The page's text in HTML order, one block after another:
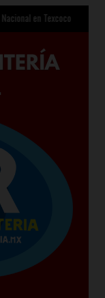
y anuncia 400 mil